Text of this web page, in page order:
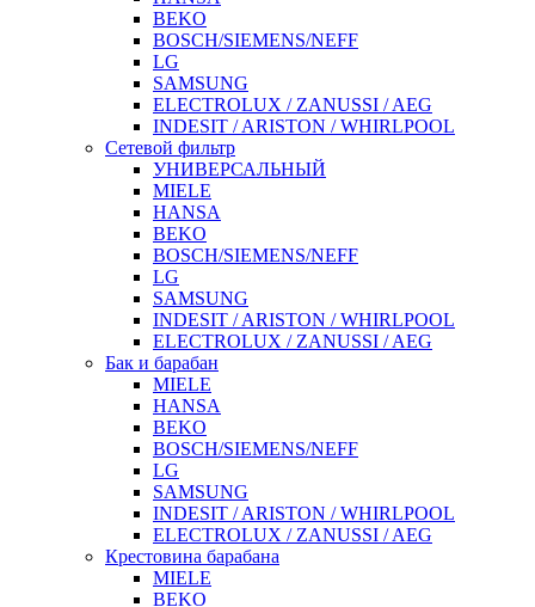
BEKO
BOSCH/SIEMENS/NEFF
LG
SAMSUNG
ELECTROLUX / ZANUSSI / AEG
INDESIT / ARISTON / WHIRLPOOL
Сетевой фильтр
УНИВЕРСАЛЬНЫЙ
MIELE
HANSA
BEKO
BOSCH/SIEMENS/NEFF
LG
SAMSUNG
INDESIT / ARISTON / WHIRLPOOL
ELECTROLUX / ZANUSSI / AEG
Бак и барабан
MIELE
HANSA
BEKO
BOSCH/SIEMENS/NEFF
LG
SAMSUNG
INDESIT / ARISTON / WHIRLPOOL
ELECTROLUX / ZANUSSI / AEG
Крестовина барабана
MIELE
BEKO